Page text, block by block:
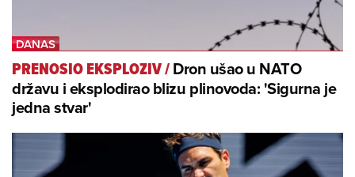
PRENOSIO EKSPLOZIV/Dron ušao u NATO
državu i eksplodirao blizu plinovoda: 'Sigurna je
jedna stvar'